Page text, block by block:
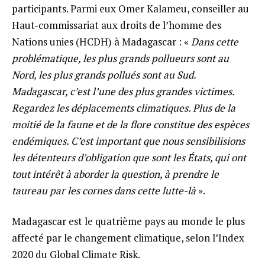
participants. Parmi eux Omer Kalameu, conseiller au
Haut-commissariat aux droits de l’homme des
Nations unies (HCDH) à Madagascar : « Dans cette
problématique, les plus grands pollueurs sont au
Nord, les plus grands pollués sont au Sud.
Madagascar, c’est l’une des plus grandes victimes.
Regardez les déplacements climatiques. Plus de la
moitié de la faune et de la flore constitue des espèces
endémiques. C’est important que nous sensibilisions
les détenteurs d’obligation que sont les États, qui ont
tout intérêt à aborder la question, à prendre le
taureau par les cornes dans cette lutte-là ».
Madagascar est le quatrième pays au monde le plus
affecté par le changement climatique, selon l’Index
2020 du Global Climate Risk.